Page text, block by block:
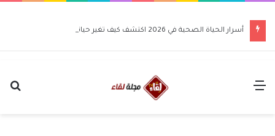
أسرار الحياة الصحية في 2026 اكتشف كيف تغير حياتك للأفضل
القائمة